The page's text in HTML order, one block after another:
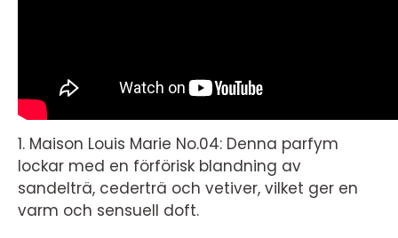
1. Maison Louis Marie No.04: Denna parfym
lockar med en förförisk blandning av
sandelträ, cederträ och vetiver, vilket ger en
varm och sensuell doft.